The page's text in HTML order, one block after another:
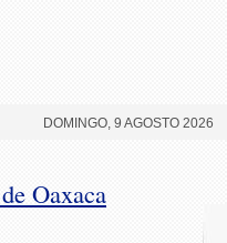
DOMINGO, 9 AGOSTO 2026
Oaxaca